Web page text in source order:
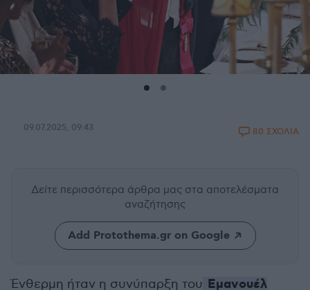
09.07.2025, 09:43 80 ΣΧΟΛΙΑ
Δείτε περισσότερα άρθρα μας στα αποτελέσματα
αναζήτησης
Add Protothema.gr on Google
Ένθερμη ήταν η συνύπαρξη του Εμανουέλ